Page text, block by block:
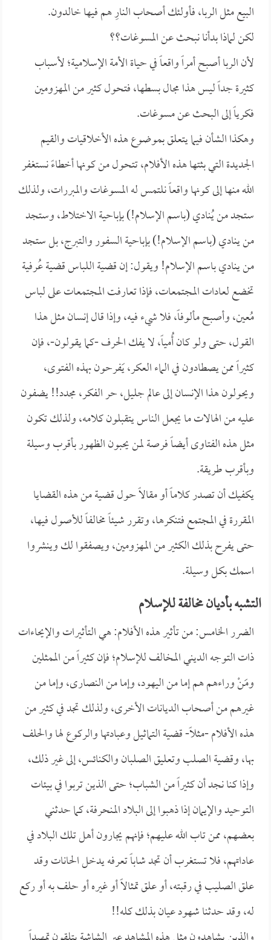
البيع مثل الربا، فأولئك أصحاب النارِ هم فيها خالدون.
لكن لماذا بدأنا نبحث عن المسوغات؟؟
لأن الربا أصبح أمراً واقعاً في حياة الأمة الإسلامية؛ لأسباب
كثيرة جداً ليس هذا مجال بسطها، فتحول كثير من المهزومين
فكرياً إلى البحث عن مسوغات.
وهكذا الشأن فيما يتعلق بموضوع هذه الأخلاقيات والقيم
الجديدة التي بثتها هذه الأفلام، تتحول من كونها أخطاءً نستغفر
الله منها إلى كونها واقعاً نلتمس له المسوغات والمبررات، ولذلك
ستجد من يُنادي (باسم الإسلام!) بإباحية الاختلاط، وستجد
من ينادي (باسم الإسلام!) بإباحية السفور والتبرج، بل ستجد
من ينادي باسم الإسلام! ويقول: إن قضية اللباس قضية عُرفية
تخضع لعادات المجتمعات، فإذا تعارفت المجتمعات على لباس
مُعين، وأصبح مألوفاً، فلا شيء فيه، وإذا قال إنسان مثل هذا
القول، حتى ولو كان أُمياً، لا يفك الحرف -كما يقولون-، فإن
كثيراً ممن يصطادون في الماء العكر، يَفرحون بهذه الفتوى،
ويحولون هذا الإنسان إلى عالم جليل، حر الفكر، مجدد!! يضفون
عليه من الهالات ما يجعل الناس يتقبلون كلامه، ولذلك تكون
مثل هذه الفتاوى أيضاً فرصة لمن يحبون الظهور بأقرب وسيلة
وبأقرب طريقة.
يكفيك أن تصدر كلاماً أو مقالاً حول قضية من هذه القضايا
المقررة في المجتمع فتنكرها، وتقرر شيئاً مخالفاً للأصول فيها،
حتى يفرح بذلك الكثير من المهزومين، ويصفقوا لك وينشروا
اسمك بكل وسيلة.
التشبه بأديان مخالفة للإسلام
الضرر الخامس: من تأثير هذه الأفلام: هي التأثيرات والإيحاءات
ذات التوجه الديني المخالف للإسلام؛ فإن كثيراً من الممثلين
ومَنْ وراءهم هم إما من اليهود، وإما من النصارى، وإما من
غيرهم من أصحاب الديانات الأخرى، ولذلك تجد في كثير من
هذه الأفلام -مثلاً- قضية التماثيل وعبادتها والركوع لها والحلف
بها، وقضية الصلب وتعليق الصلبان والكنائس، إلى غير ذلك،
وإذا كنا نجد أن كثيراً من الشباب؛ حتى الذين تربوا في بيئات
التوحيد والإيمان إذا ذهبوا إلى البلاد المنحرفة، كما حدثني
بعضهم، ممن تاب الله عليهم؛ فإنهم يجارون أهل تلك البلاد في
عاداتهم، فلا تستغرب أن تجد شاباً تعرفه يدخل الحانات وقد
علق الصليب في رقبته، أو علق تمثالاً أو غيره أو حلف به أو ركع
له، وقد حدثنا شهود عيان بذلك كله!!